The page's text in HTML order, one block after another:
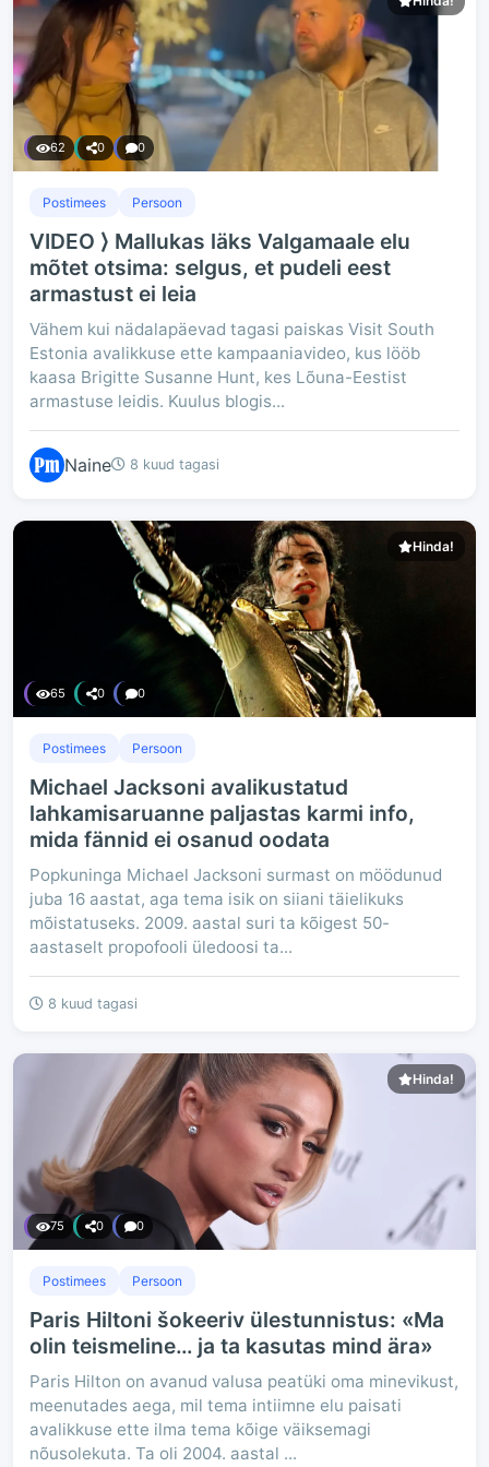
62 0 0
Postimees Persoon
VIDEO ⟩ Mallukas läks Valgamaale elu
mõtet otsima: selgus, et pudeli eest
armastust ei leia
Vähem kui nädalapäevad tagasi paiskas Visit South
Estonia avalikkuse ette kampaaniavideo, kus lööb
kaasa Brigitte Susanne Hunt, kes Lõuna-Eestist
armastuse leidis. Kuulus blogis...
Naine 8 kuud tagasi
Hinda!
65 0 0
Postimees Persoon
Michael Jacksoni avalikustatud
lahkamisaruanne paljastas karmi info,
mida fännid ei osanud oodata
Popkuninga Michael Jacksoni surmast on möödunud
juba 16 aastat, aga tema isik on siiani täielikuks
mõistatuseks. 2009. aastal suri ta kõigest 50-
aastaselt propofooli üledoosi ta...
8 kuud tagasi
Hinda!
75 0 0
Postimees Persoon
Paris Hiltoni šokeeriv ülestunnistus: «Ma
olin teismeline… ja ta kasutas mind ära»
Paris Hilton on avanud valusa peatüki oma minevikust,
meenutades aega, mil tema intiimne elu paisati
avalikkuse ette ilma tema kõige väiksemagi
nõusolekuta. Ta oli 2004. aastal ...